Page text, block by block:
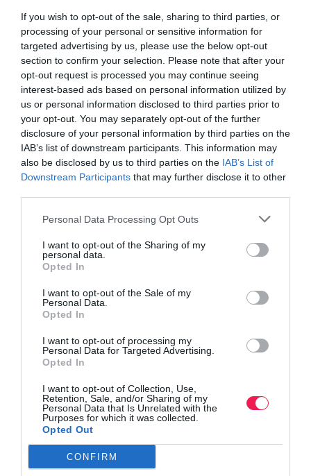
If you wish to opt-out of the sale, sharing to third parties, or
processing of your personal or sensitive information for
targeted advertising by us, please use the below opt-out
section to confirm your selection. Please note that after your
opt-out request is processed you may continue seeing
interest-based ads based on personal information utilized by
us or personal information disclosed to third parties prior to
your opt-out. You may separately opt-out of the further
disclosure of your personal information by third parties on the
IAB’s list of downstream participants. This information may
also be disclosed by us to third parties on the IAB’s List of
Downstream Participants that may further disclose it to other
Personal Data Processing Opt Outs
I want to opt-out of the Sharing of my
personal data.
Opted In
I want to opt-out of the Sale of my
Personal Data.
Opted In
I want to opt-out of processing my
Personal Data for Targeted Advertising.
Opted In
I want to opt-out of Collection, Use,
Retention, Sale, and/or Sharing of my
Personal Data that Is Unrelated with the
Purposes for which it was collected.
Opted Out
CONFIRM
Γίνε Συνδρομητής
Όλα τα Τεύχη